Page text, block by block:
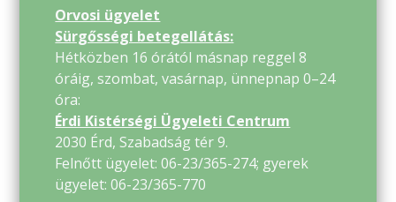
Orvosi ügyelet
Sürgősségi betegellátás:
Hétközben 16 órától másnap reggel 8
óráig, szombat, vasárnap, ünnepnap 0–24
óra:
Érdi Kistérségi Ügyeleti Centrum
2030 Érd, Szabadság tér 9.
Felnőtt ügyelet: 06-23/365-274; gyerek
ügyelet: 06-23/365-770